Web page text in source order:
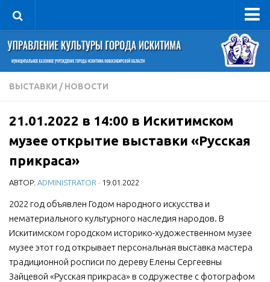
Управление
Руководитель
Сведения об организации
Книга почета культуры
Фотогалерея
Документы
Учредительные документы
Правовая база
Противодействие коррупции
Отчеты о деятельности
Учреждения культуры
ВЫСТАВКИ / НОВОСТИ
21.01.2022 в 14:00 в Искитимском
музее открытие выставки «Русская
прикраса»
АВТОР: ADMINISTRATOR · 19.01.2022
2022 год объявлен Годом народного искусства и
нематериального культурного наследия народов. В
Искитимском городском историко-художественном музее
музее этот год открывает персональная выставка мастера
традиционной росписи по дереву Елены Сергеевны
Зайцевой «Русская прикраса» в содружестве с фотографом